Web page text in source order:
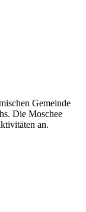
Gemeinde
Die Moschee
an.